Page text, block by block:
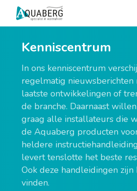
contentKenniscentrum
In ons kenniscentrum
regelmatig nieuwsberichten
laatste ontwikkelingen of
de branche. Daarnaast
graag alle installateurs die
de Aquaberg producten
heldere
levert tenslotte het beste
Ook deze handleidingen
vinden.